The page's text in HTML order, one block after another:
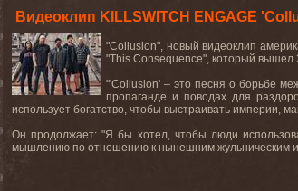
Видеоклип KILLSWITCH ENGAGE
"Collusion", новый видеоклип
"This Consequence", который вышел
"'Collusion' – это песня о борьбе
пропаганде и поводах для
использует богатство, чтобы выстраивать империи,
Он продолжает: "Я бы хотел, чтобы люди
мышлению по отношению к нынешним жульническим